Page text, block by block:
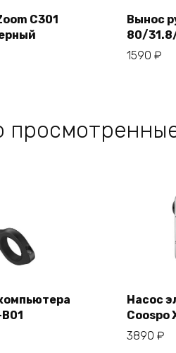
C301
Вынос
80/
1590 ₽
Насос
Coospo
3890 ₽